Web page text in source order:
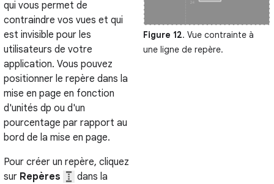
qui vous permet de
contraindre vos vues et qui
est invisible pour les
utilisateurs de votre
application. Vous pouvez
positionner le repère dans la
mise en page en fonction
d'unités dp ou d'un
pourcentage par rapport au
bord de la mise en page.
Pour créer un repère, cliquez
sur Repères
dans la
Figure 12. Vue contrainte à
une ligne de repère.